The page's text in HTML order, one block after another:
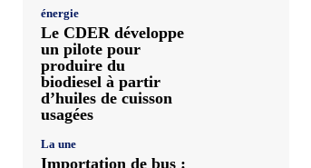
énergie
Le CDER développe
un pilote pour
produire du
biodiesel à partir
d’huiles de cuisson
usagées
La une
Importation de bus :